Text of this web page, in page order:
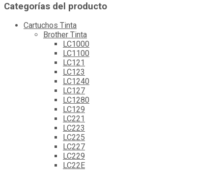
Categorías del producto
Cartuchos Tinta
Brother Tinta
LC1000
LC1100
LC121
LC123
LC1240
LC127
LC1280
LC129
LC221
LC223
LC225
LC227
LC229
LC22E